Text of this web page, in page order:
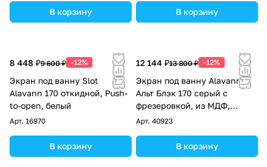
В корзину В корзину
8 448 ₽9 600 ₽ -12%
Экран под ванну Slot
Alavann 170 откидной, Push-
to-open, белый
Арт. 16970
В корзину
12 144 ₽13 800 ₽ -12%
Экран под ванну Alavann
Альт Блэк 170 серый с
фрезеровкой, из МДФ,
раздвижной
Арт. 40923
В корзину